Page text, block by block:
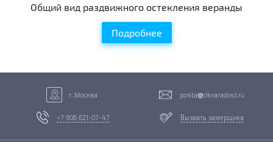
Общий вид раздвижного остекления веранды
Подробнее
г. Москва po4ta oknaradost.ru
+7 906 621-07-47 Вызвать замерщика